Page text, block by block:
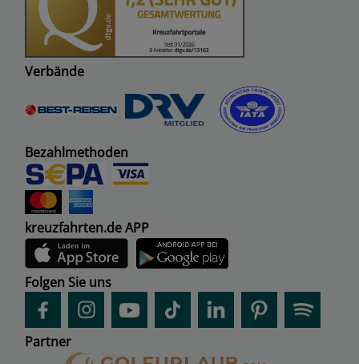
Verbände
Bezahlmethoden
kreuzfahrten.de APP
Folgen Sie uns
Partner